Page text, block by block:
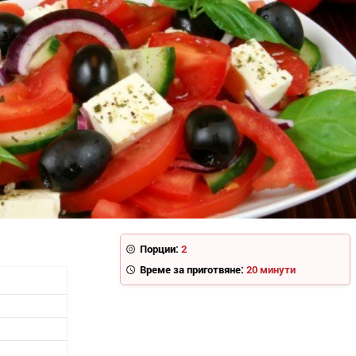
Порции: 2
Време за приготвяне: 20 минути